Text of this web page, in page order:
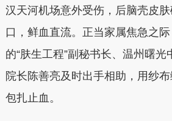
汉天河机场意外受伤，后脑壳皮
口，鲜血直流。正当家属焦急之
的“肤生工程”副秘书长、温州曙
院长陈善亮及时出手相助，用纱
包扎止血。